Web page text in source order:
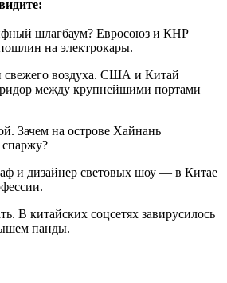
шлагбаум? Евросоюз и КНР
на электрокары.
свежего воздуха. США и Китай
между крупнейшими портами
Зачем на острове Хайнань
и дизайнер световых шоу — в Китае
В китайских соцсетях завирусилось
панды.